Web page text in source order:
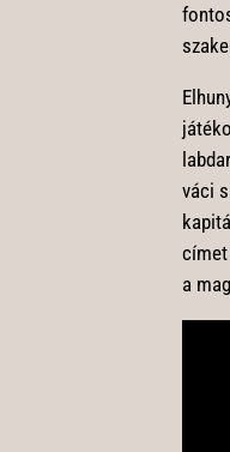
váci
címet
a